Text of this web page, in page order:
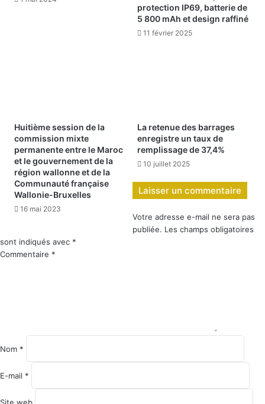
protection IP69, batterie de
5 800 mAh et design raffiné
11 février 2025
Huitième session de la
commission mixte
permanente entre le Maroc
et le gouvernement de la
région wallonne et de la
Communauté française
Wallonie-Bruxelles
16 mai 2023
La retenue des barrages
enregistre un taux de
remplissage de 37,4%
10 juillet 2025
Laisser un commentaire
Votre adresse e-mail ne sera pas
publiée. Les champs obligatoires
sont indiqués avec *
Commentaire *
Nom *
E-mail *
Site web